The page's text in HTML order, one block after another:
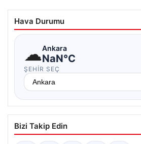
Hava Durumu
☁Ankara
NaN°C
ŞEHIR SEÇ
Bizi Takip Edin